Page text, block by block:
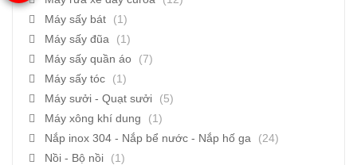
Máy sấy bát
(1)
Máy sấy đũa
(1)
Máy sấy quần áo
(7)
Máy sấy tóc
(1)
Máy sưởi - Quạt sưởi
(5)
Máy xông khí dung
(1)
Nắp inox 304 - Nắp bể nước - Nắp hố ga
(24)
Nồi - Bộ nồi
(1)